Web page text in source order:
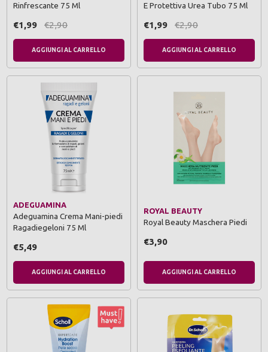
Rinfrescante 75 Ml
€1,99 €2,90
AGGIUNGI AL CARRELLO
E Protettiva Urea Tubo 75 Ml
€1,99 €2,90
AGGIUNGI AL CARRELLO
ADEGUAMINA
Adeguamina Crema Mani-piedi
Ragadiegeloni 75 Ml
€5,49
AGGIUNGI AL CARRELLO
ROYAL BEAUTY
Royal Beauty Maschera Piedi
€3,90
AGGIUNGI AL CARRELLO